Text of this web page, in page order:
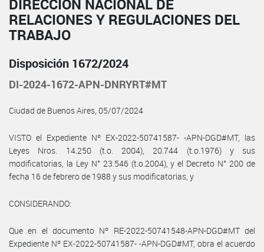
DIRECCIÓN NACIONAL DE
RELACIONES Y REGULACIONES DEL
TRABAJO
Disposición 1672/2024
DI-2024-1672-APN-DNRYRT#MT
Ciudad de Buenos Aires, 05/07/2024
VISTO el Expediente Nº EX-2022-50741587- -APN-DGD#MT, las
Leyes Nros. 14.250 (t.o. 2004), 20.744 (t.o.1976) y sus
modificatorias, la Ley N° 23.546 (t.o.2004), y el Decreto N° 200 de
fecha 16 de febrero de 1988 y sus modificatorias, y
CONSIDERANDO:
Que en el documento Nº RE-2022-50741548-APN-DGD#MT del
Expediente Nº EX-2022-50741587- -APN-DGD#MT, obra el acuerdo